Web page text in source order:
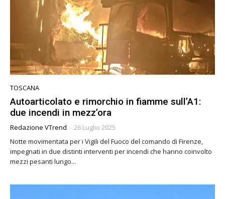
TOSCANA
Autoarticolato e rimorchio in fiamme sull’A1:
due incendi in mezz’ora
Redazione VTrend - 26 Luglio 2025
Notte movimentata per i Vigili del Fuoco del comando di Firenze,
impegnati in due distinti interventi per incendi che hanno coinvolto
mezzi pesanti lungo...